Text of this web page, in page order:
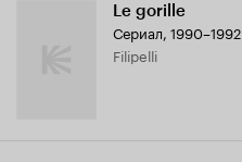
Le gorille
Сериал, 1990–1992
Filipelli